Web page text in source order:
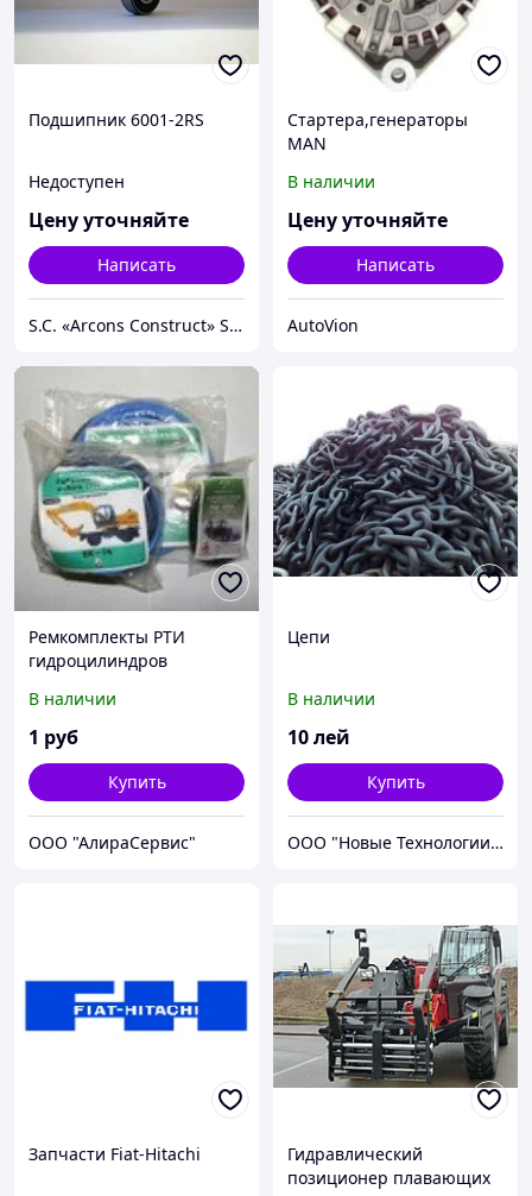
Подшипник 6001-2RS
Недоступен
Цену уточняйте
Написать
S.C. «Arcons Construct» S.R.L.
Стартера,генераторы
MAN
В наличии
Цену уточняйте
Написать
AutoVion
Ремкомплекты РТИ
гидроцилиндров
В наличии
1 руб
Купить
ООО "АлираСервис"
Цепи
В наличии
10лей
Купить
ООО "Новые Технологии- плюс"
Запчасти Fiat-Hitachi
Гидравлический
позиционер плавающих